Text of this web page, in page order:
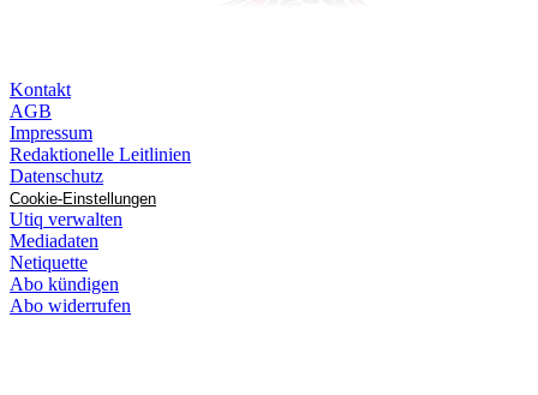
Kontakt
AGB
Impressum
Redaktionelle Leitlinien
Datenschutz
Cookie-Einstellungen
Utiq verwalten
Mediadaten
Netiquette
Abo kündigen
Abo widerrufen